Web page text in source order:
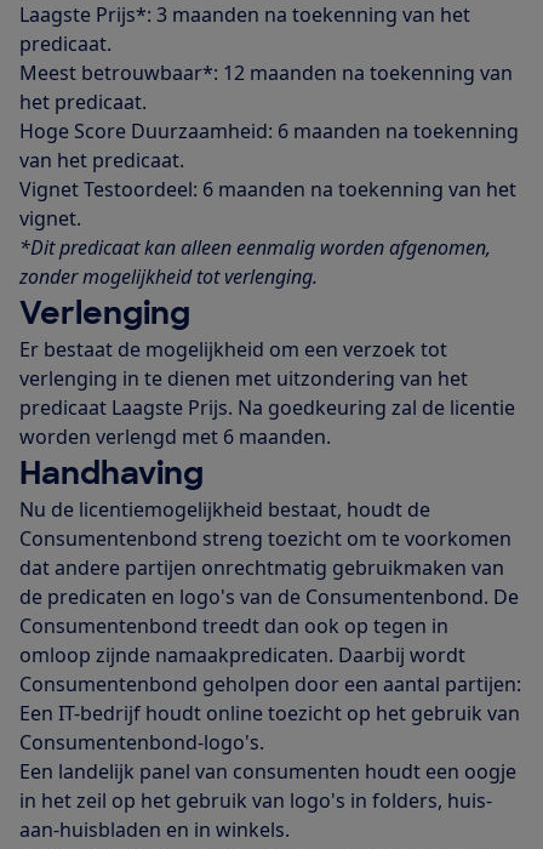
Laagste Prijs*: 3 maanden na toekenning van het
predicaat.
Meest betrouwbaar*: 12 maanden na toekenning van
het predicaat.
Hoge Score Duurzaamheid: 6 maanden na toekenning
van het predicaat.
Vignet Testoordeel: 6 maanden na toekenning van het
vignet.
*Dit predicaat kan alleen eenmalig worden afgenomen,
zonder mogelijkheid tot verlenging.
Verlenging
Er bestaat de mogelijkheid om een verzoek tot
verlenging in te dienen met uitzondering van het
predicaat Laagste Prijs. Na goedkeuring zal de licentie
worden verlengd met 6 maanden.
Handhaving
Nu de licentiemogelijkheid bestaat, houdt de
Consumentenbond streng toezicht om te voorkomen
dat andere partijen onrechtmatig gebruikmaken van
de predicaten en logo's van de Consumentenbond. De
Consumentenbond treedt dan ook op tegen in
omloop zijnde namaakpredicaten. Daarbij wordt
Consumentenbond geholpen door een aantal partijen:
Een IT-bedrijf houdt online toezicht op het gebruik van
Consumentenbond-logo's.
Een landelijk panel van consumenten houdt een oogje
in het zeil op het gebruik van logo's in folders, huis-
aan-huisbladen en in winkels.